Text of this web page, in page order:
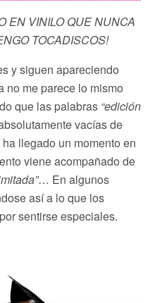
EN VINILO QUE NUNCA
TOCADISCOS!
y siguen apareciendo
no me parece lo mismo
que las palabras “edición
vacías de
llegado un momento en
viene acompañado de
… En algunos
así a lo que los
sentirse especiales.